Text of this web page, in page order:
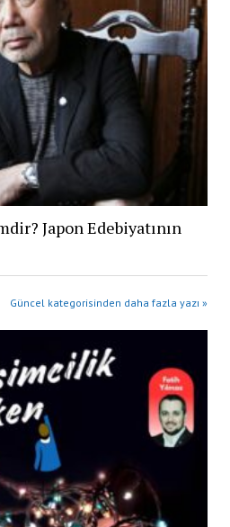
Japon Edebiyatının
Güncel kategorisinden daha fazla yazı »